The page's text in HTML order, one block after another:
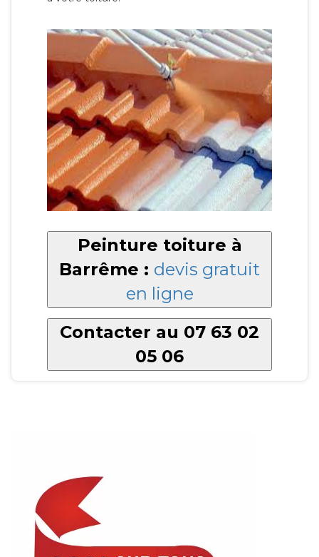
Peinture toiture à
Barrême : devis gratuit
en ligne
Contacter au 07 63 02
05 06